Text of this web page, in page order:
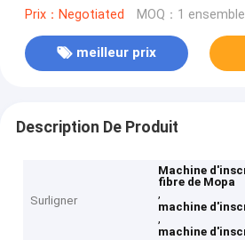
Prix：Negotiated MOQ：1 ensemble
meilleur prix
Description De Produit
Surligner
Machine
fibre de Mopa
,
machine
,
machine